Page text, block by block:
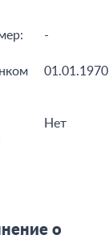
-
01.01.1970
Нет
о